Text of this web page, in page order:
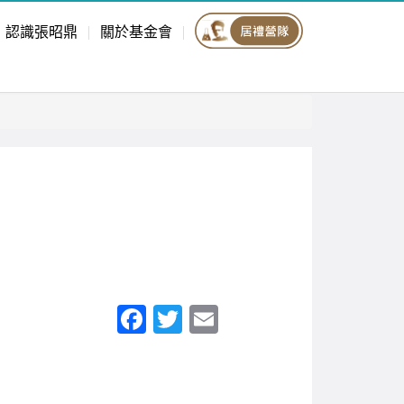
認識張昭鼎 關於基金會
F T